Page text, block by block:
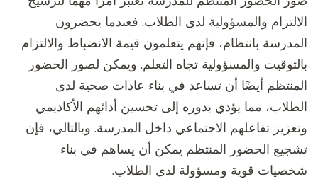
الالتزام والمسؤولية لدى الطلاب. فعندما يحضرون
المدرسة بانتظام، فإنهم يتعلمون قيمة الانضباط والالتزام
بالتوقيت والمسؤولية تجاه التعلم. ويمكن لصور الحضور
المنتظم أيضًا أن تساعد في بناء عادات صحية لدى
الطلاب، مما يؤدي بدوره إلى تحسين أدائهم الأكاديمي
وتعزيز تفاعلهم الاجتماعي داخل المدرسة. وبالتالي، فإن
تشجيع الحضور المنتظم يمكن أن يساهم في بناء
شخصيات قوية ومسؤولة لدى الطلاب.